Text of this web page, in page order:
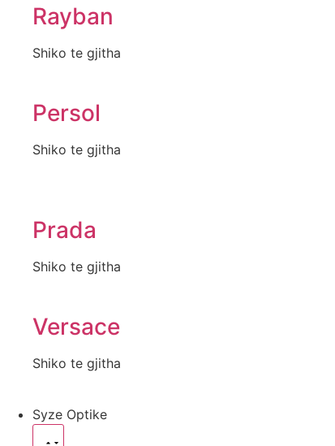
Rayban
Shiko te gjitha
Persol
Shiko te gjitha
Prada
Shiko te gjitha
Versace
Shiko te gjitha
Syze Optike